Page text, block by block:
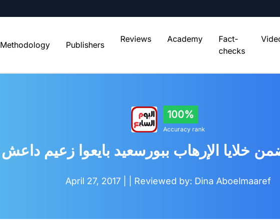
Methodology Publishers
Reviews Academy
Fact-
checks
100%
Accuracy rank
April 27, 2017 | | Reviewed by: Dina Aboelmaaref